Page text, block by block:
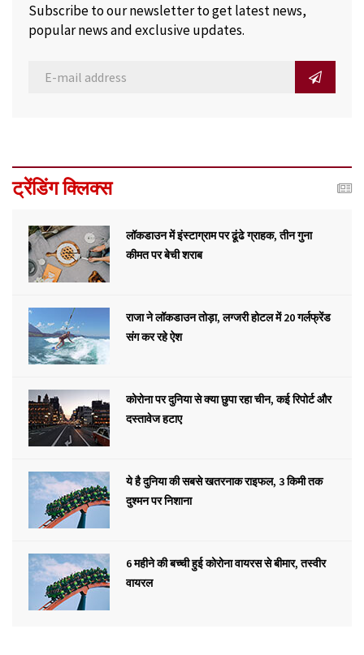
Subscribe to our newsletter to get latest news,
popular news and exclusive updates.
ट्रेंडिंग क्लिक्स
लॉकडाउन में इंस्टाग्राम पर ढूंढे ग्राहक, तीन गुना
कीमत पर बेची शराब
राजा ने लॉकडाउन तोड़ा, लग्जरी होटल में 20 गर्लफ्रेंड
संग कर रहे ऐश
कोरोना पर दुनिया से क्या छुपा रहा चीन, कई रिपोर्ट और
दस्तावेज हटाए
ये है दुनिया की सबसे खतरनाक राइफल, 3 किमी तक
दुश्मन पर निशाना
6 महीने की बच्ची हुई कोरोना वायरस से बीमार, तस्वीर
वायरल